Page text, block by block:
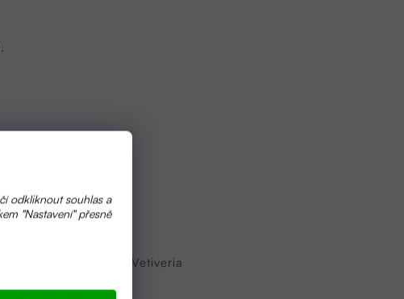
odkliknout souhlas a
"Nastavení" přesně
Paradisi Peel Oil, Vetiveria